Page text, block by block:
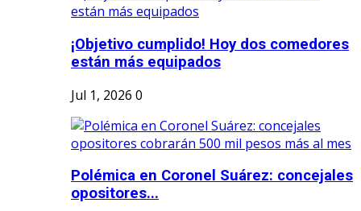
¡Objetivo cumplido! Hoy dos comedores
están más equipados
Jul 1, 2026 0
Polémica en Coronel Suárez: concejales
opositores...